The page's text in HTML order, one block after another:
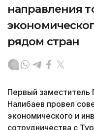
направления
рядом стран
Первый
Налибаев провел
экономического и
сотрудничества с